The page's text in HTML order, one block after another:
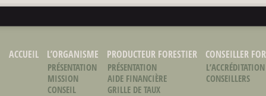
ACCUEIL L’ORGANISME
PRÉSENTATION
MISSION
CONSEIL
PRODUCTEUR FORESTIER
PRÉSENTATION
AIDE FINANCIÈRE
GRILLE DE TAUX
CONSEILLER
L’ACCRÉDITATION
CONSEILLERS